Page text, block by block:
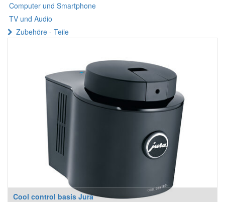
Computer und Smartphone
TV und Audio
Zubehöre - Teile
Cool control basis Jura